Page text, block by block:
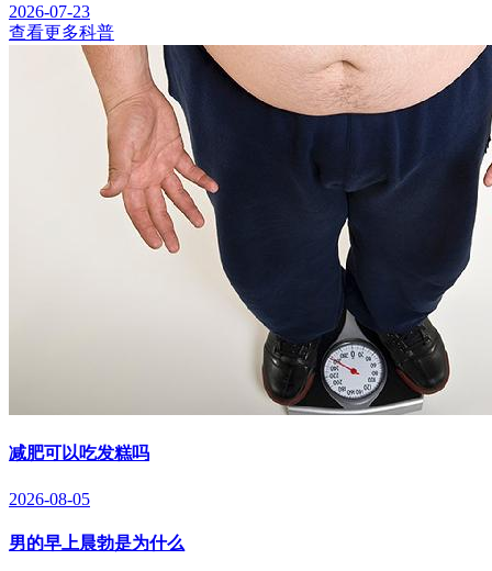
2026-07-23
查看更多科普
减肥可以吃发糕吗
2026-08-05
男的早上晨勃是为什么